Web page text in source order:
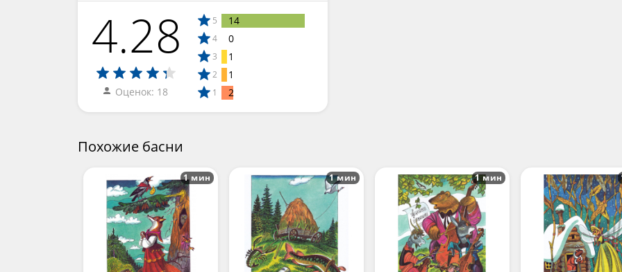
4.28
Оценок: 18
5 14
4 0
3 1
2 1
1 2
Похожие басни
1 мин 1 мин 1 мин